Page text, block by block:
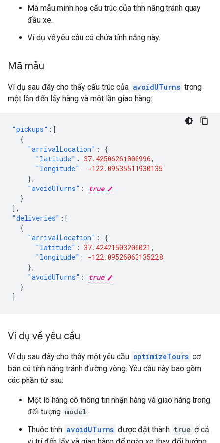
Mã mẫu minh hoạ cấu trúc của tính năng tránh quay
đầu xe.
Ví dụ về yêu cầu có chứa tính năng này.
Mã mẫu
Ví dụ sau đây cho thấy cấu trúc của avoidUTurns trong
một lần đến lấy hàng và một lần giao hàng:
"pickups" :[
{
"arrivalLocation" :
{
"latitude" : 37.42506261000996,
"longitude" :
-122.09535511930135
},
"avoidUTurns" :
true
}
],
"deliveries" :[
{
"arrivalLocation" :
{
"latitude" : 37.42421503206021 ,
"longitude" :
-122.09526063135228
},
"avoidUTurns" :
true
}
]
Ví dụ về yêu cầu
Ví dụ sau đây cho thấy một yêu cầu optimizeTours cơ
bản có tính năng tránh đường vòng. Yêu cầu này bao gồm
các phần tử sau:
Một lô hàng có thông tin nhận hàng và giao hàng trong
đối tượng model .
Thuộc tính avoidUTurns được đặt thành true ở cả